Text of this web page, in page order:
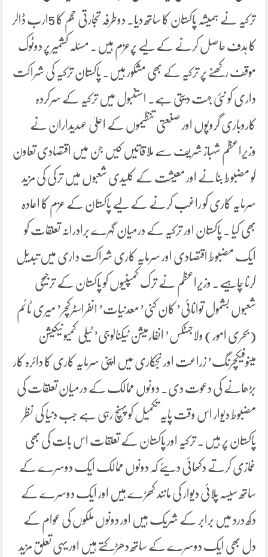
ترکیہ نے ہمیشہ پاکستان کا ساتھ دیا۔ دوطرفہ تجارتی حجم کا 5ارب ڈالر
کا ہدف حاصل کرنے کے لیے پرعزم ہیں۔ مسئلہ کشمیر پر دوٹوک
موقف رکھنے پر ترکیہ کے بھی مشکور ہیں۔ پاکستان ترکیہ کی شراکت
داری کو نئی جہت دیتی ہے۔ استنبول میں ترکیہ کے سرکردہ
کاروباری گروپوں اور صنعتی تنظیموں کے اعلیٰ عہدیداران نے
وزیراعظم شہباز شریف سے ملاقاتیں کیں جن میں اقتصادی تعاون
کو مضبوط بنانے اور معیشت کے کلیدی شعبوں میں ترکی کی مزید
سرمایہ کاری کو راغب کرنے کے لیے پاکستان کے عزم کا اعادہ
بھی کیا ۔ پاکستان اور ترکیہ کے درمیان گہرے برادرانہ تعلقات کو
ایک مضبوط اقتصادی اور سرمایہ کاری شراکت داری میں تبدیل
کرنا چاہیے۔ وزیراعظم نے ترک کمپنیوں کو پاکستان کے ترجیحی
شعبوں بشمول توانائی’ کان کنی’ معدنیات’ انفراسٹرکچر’ میری ٹائم
(بحری امور) ولاجسٹکس’ انفارمیشن ٹیکنالوجی’ ٹیلی کمیونیکیشن
مینوفیکچرنگ’ زراعت اور نجکاری میں اپنی سرمایہ کاری کا دائرہ کار
بڑھانے کی دعوت دی۔ دونوں ممالک کے درمیان تعلقات کی
مضبوط دیوار اس وقت پایہ تکمیل کو پہنچ رہی ہے جب دنیا کی نظر
پاکستان پر ہیں۔ ترکیہ اور پاکستان کے تعلقات اس بات کی بھی
غمازی کرتے دکھائی دیئے کہ دونوں ممالک ایک دوسرے کے
ساتھ سیسہ پلائی دیوار کی مانند کھڑے ہیں اور ایک دوسرے کے
دکھ درد میں برابر کے شریک ہیں اور دونوں ملکوں کی عوام کے
دل بھی ایک دوسرے کے ساتھ دھڑکتے ہیں اور یہی تعلق مزید